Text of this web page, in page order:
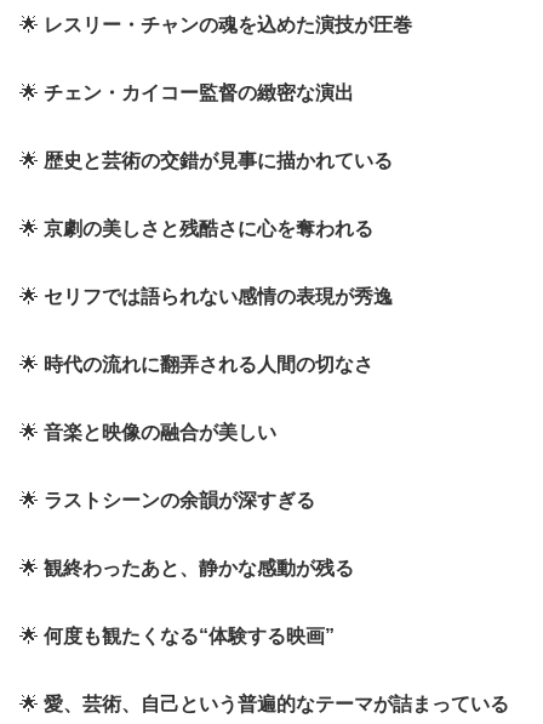
🌟 レスリー・チャンの魂を込めた演技が圧巻
🌟 チェン・カイコー監督の緻密な演出
🌟 歴史と芸術の交錯が見事に描かれている
🌟 京劇の美しさと残酷さに心を奪われる
🌟 セリフでは語られない感情の表現が秀逸
🌟 時代の流れに翻弄される人間の切なさ
🌟 音楽と映像の融合が美しい
🌟 ラストシーンの余韻が深すぎる
🌟 観終わったあと、静かな感動が残る
🌟 何度も観たくなる“体験する映画”
🌟 愛、芸術、自己という普遍的なテーマが詰まっている